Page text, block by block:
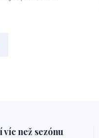
víc než sezónu